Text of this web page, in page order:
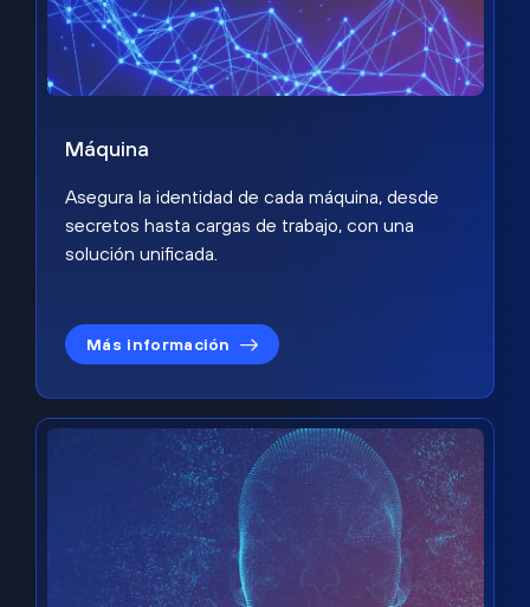
Máquina
Asegura la identidad de cada máquina, desde
secretos hasta cargas de trabajo, con una
solución unificada.
Más información